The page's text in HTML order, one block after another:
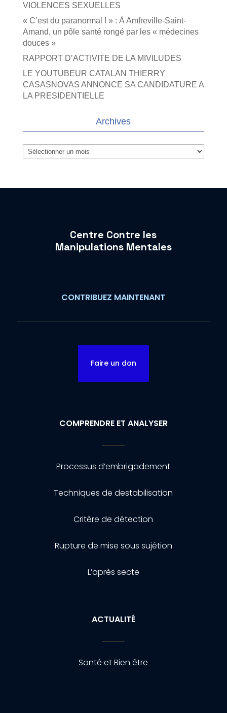
VIOLENCES SEXUELLES
« C’est du paranormal ! » : À Amfreville-Saint-
Amand, un pôle santé rongé par les « médecines
douces »
RAPPORT D’ACTIVITE DE LA MIVILUDES
LE YOUTUBEUR CATALAN THIERRY
CASASNOVAS ANNONCE SA CANDIDATURE A
LA PRESIDENTIELLE
Archives
Archives
Centre Contre les
Manipulations Mentales
CONTRIBUEZ MAINTENANT
Faire un don
COMPRENDRE ET ANALYSER
Processus d’embrigadement
Techniques de destabilisation
Critère de détection
Rupture de mise sous sujétion
L’après secte
ACTUALITÉ
Santé et Bien être